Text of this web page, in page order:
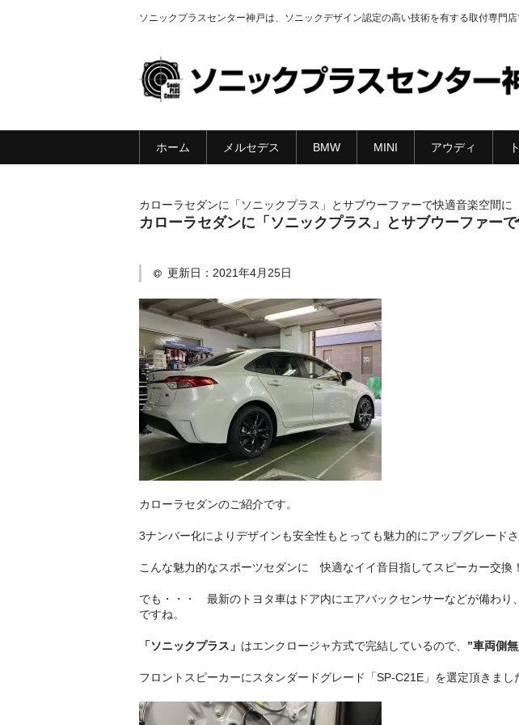
ソニックプラスセンター神戸は、ソニックデザイン認定の高い技術を有する取付専門店
ホーム メルセデス BMW MINI アウディ
カローラセダンに「ソニックプラス」とサブウーファーで快適音楽空間に
カローラセダンに「ソニックプラス」とサブウーファー
更新日： 2021年4月25日
カローラセダンのご紹介です。
3ナンバー化によりデザインも安全性もとっても魅力的にアップグレードさ
こんな魅力的なスポーツセダンに 快適なイイ音目指してスピーカー交換！
でも・・・ 最新のトヨタ車はドア内にエアバックセンサーなどが備わり、
ですね。
「ソニックプラス」 はエンクロージャ方式で完結しているので、 ”車両側
フロントスピーカーにスタンダードグレード「SP-C21E」を選定頂きまし